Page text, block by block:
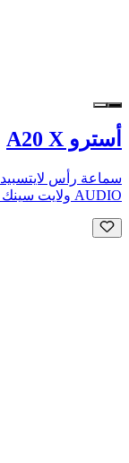
أسترو A20 X
AUDIO ولايت سينك RGB